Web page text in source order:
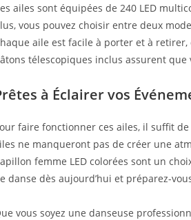
ailes sont équipées de 240 LED
vous pouvez choisir entre deux
aile est facile à porter et à
télescopiques inclus assurent
à Éclairer vos
faire fonctionner ces ailes, il suffit
ne manqueront pas de créer une
femme LED colorées sont un
danse dès aujourd’hui et préparez-
vous soyez une danseuse